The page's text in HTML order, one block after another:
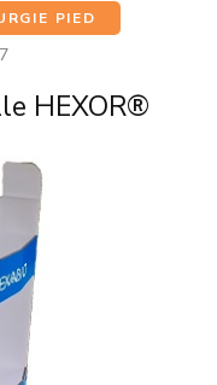
PIED
HEXOR®